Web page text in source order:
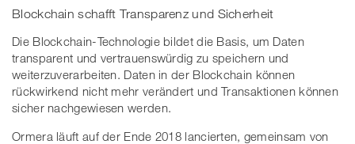
Blockchain schafft Transparenz und Sicherheit
Die Blockchain-Technologie bildet die Basis, um Daten
transparent und vertrauenswürdig zu speichern und
weiterzuverarbeiten. Daten in der Blockchain können
rückwirkend nicht mehr verändert und Transaktionen können
sicher nachgewiesen werden.
Ormera läuft auf der Ende 2018 lancierten, gemeinsam von